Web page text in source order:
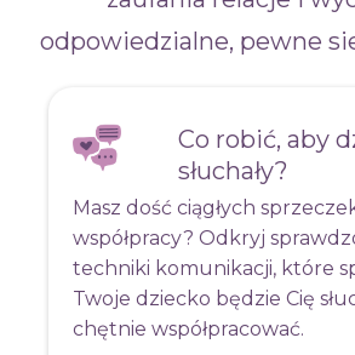
odpowiedzialne, pewne
Co robić, aby
słuchały?
Masz dość ciągłych
współpracy? Odkryj
techniki komunikacji, które
Twoje dziecko będzie Cię
chętnie współpracować.